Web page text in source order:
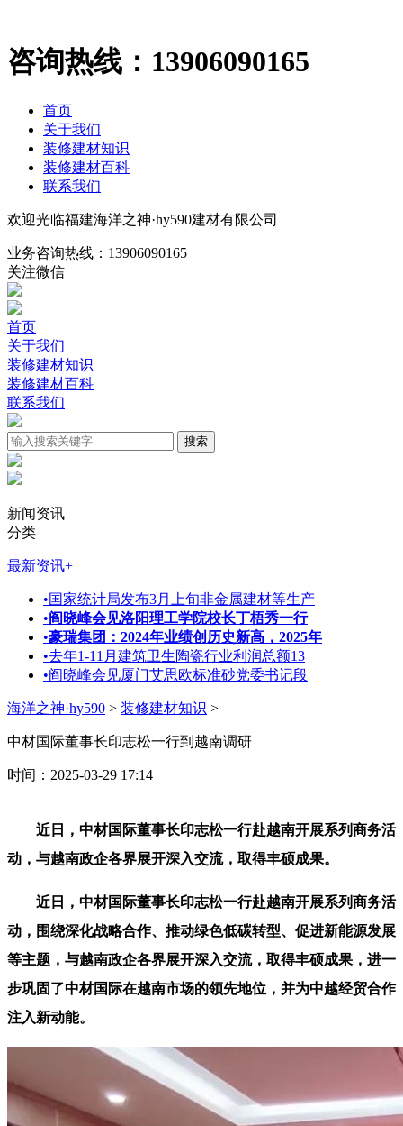
咨询热线： 13906090165
首页
关于我们
装修建材知识
装修建材百科
联系我们
欢迎光临福建海洋之神·hy590建材有限公司
业务咨询热线： 13906090165
关注微信
首页
关于我们
装修建材知识
装修建材百科
联系我们
新闻资讯
分类
最新资讯+
•国家统计局发布3月上旬非金属建材等生产
•阎晓峰会见洛阳理工学院校长丁梧秀一行
•豪瑞集团：2024年业绩创历史新高，2025年
•去年1-11月建筑卫生陶瓷行业利润总额13
•阎晓峰会见厦门艾思欧标准砂党委书记段
海洋之神·hy590 > 装修建材知识 >
中材国际董事长印志松一行到越南调研
时间：2025-03-29 17:14
近日，中材国际董事长印志松一行赴越南开展系列商务活
动，与越南政企各界展开深入交流，取得丰硕成果。
近日，中材国际董事长印志松一行赴越南开展系列商务活
动，围绕深化战略合作、推动绿色低碳转型、促进新能源发展
等主题，与越南政企各界展开深入交流，取得丰硕成果，进一
步巩固了中材国际在越南市场的领先地位，并为中越经贸合作
注入新动能。